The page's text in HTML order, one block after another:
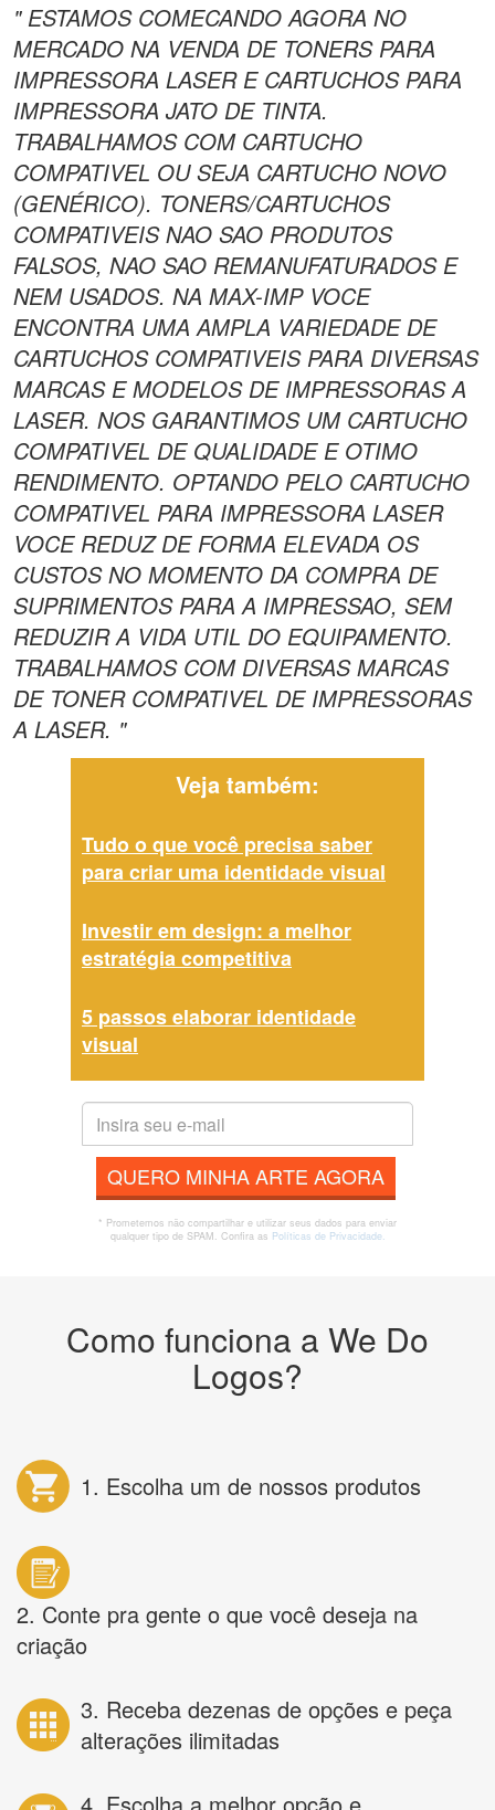
" ESTAMOS COMECANDO AGORA NO
MERCADO NA VENDA DE TONERS PARA
IMPRESSORA LASER E CARTUCHOS PARA
IMPRESSORA JATO DE TINTA.
TRABALHAMOS COM CARTUCHO
COMPATIVEL OU SEJA CARTUCHO NOVO
(GENÉRICO). TONERS/CARTUCHOS
COMPATIVEIS NAO SAO PRODUTOS
FALSOS, NAO SAO REMANUFATURADOS E
NEM USADOS. NA MAX-IMP VOCE
ENCONTRA UMA AMPLA VARIEDADE DE
CARTUCHOS COMPATIVEIS PARA DIVERSAS
MARCAS E MODELOS DE IMPRESSORAS A
LASER. NOS GARANTIMOS UM CARTUCHO
COMPATIVEL DE QUALIDADE E OTIMO
RENDIMENTO. OPTANDO PELO CARTUCHO
COMPATIVEL PARA IMPRESSORA LASER
VOCE REDUZ DE FORMA ELEVADA OS
CUSTOS NO MOMENTO DA COMPRA DE
SUPRIMENTOS PARA A IMPRESSAO, SEM
REDUZIR A VIDA UTIL DO EQUIPAMENTO.
TRABALHAMOS COM DIVERSAS MARCAS
DE TONER COMPATIVEL DE IMPRESSORAS
A LASER. "
Veja também:
Tudo o que você precisa saber
para criar uma identidade visual
Investir em design: a melhor
estratégia competitiva
5 passos elaborar identidade
visual
QUERO MINHA ARTE AGORA
* Prometemos não compartilhar e utilizar seus dados para enviar
qualquer tipo de SPAM. Confira as Políticas de Privacidade.
Como funciona a We Do
Logos?
1. Escolha um de nossos produtos
2. Conte pra gente o que você deseja na
criação
3. Receba dezenas de opções e peça
alterações ilimitadas